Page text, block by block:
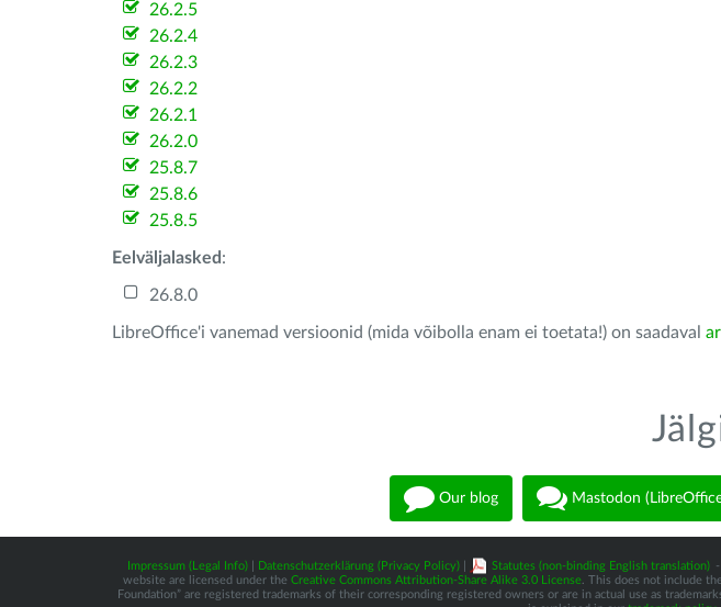
26.2.5
26.2.4
26.2.3
26.2.2
26.2.1
26.2.0
25.8.7
25.8.6
25.8.5
Eelväljalasked :
26.8.0
LibreOffice'i vanemad versioonid (mida võibolla enam ei toetata!) on saadaval
Our blog Mastodon
Impressum (Legal Info)| Datenschutzerklärung (Privacy Policy)| Statutes (non-binding English translation) -
website are licensed under the Creative Commons Attribution-Share Alike 3.0 License. This does not include
Foundation” are registered trademarks of their corresponding registered owners or are in actual use as